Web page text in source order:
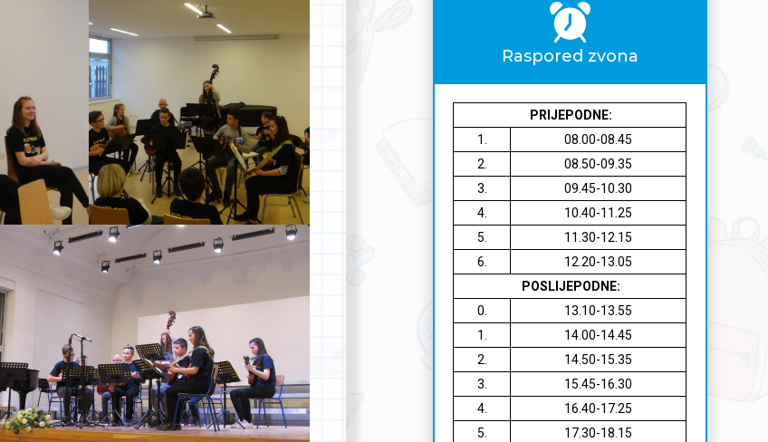
Raspored zvona
PRIJEPODNE:
1.
08.00-08.45
2.
08.50-09.35
3.
09.45-10.30
4.
10.40-11.25
5.
11.30-12.15
6.
12.20-13.05
POSLIJEPODNE:
0.
13.10-13.55
1.
14.00-14.45
2.
14.50-15.35
3.
15.45-16.30
4.
16.40-17.25
5.
17.30-18.15